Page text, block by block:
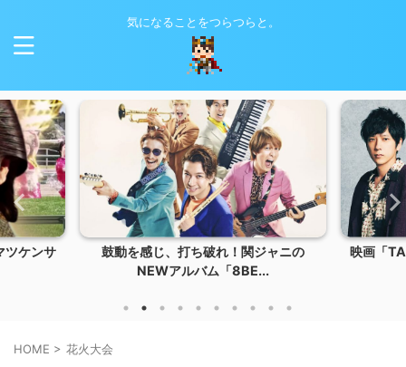
気になることをつらつらと。
ツケンサ
鼓動を感じ、打ち破れ！関ジャニの
NEWアルバム「8BE...
映画「
HOME > 花火大会